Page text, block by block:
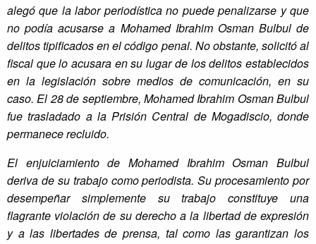
alegó que la labor periodística no puede penalizarse y que
no podía acusarse a Mohamed Ibrahim Osman Bulbul de
delitos tipificados en el código penal. No obstante, solicitó al
fiscal que lo acusara en su lugar de los delitos establecidos
en la legislación sobre medios de comunicación, en su
caso. El 28 de septiembre, Mohamed Ibrahim Osman Bulbul
fue trasladado a la Prisión Central de Mogadiscio, donde
permanece recluido.
El enjuiciamiento de Mohamed Ibrahim Osman Bulbul
deriva de su trabajo como periodista. Su procesamiento por
desempeñar simplemente su trabajo constituye una
flagrante violación de su derecho a la libertad de expresión
y a las libertades de prensa, tal como las garantizan los